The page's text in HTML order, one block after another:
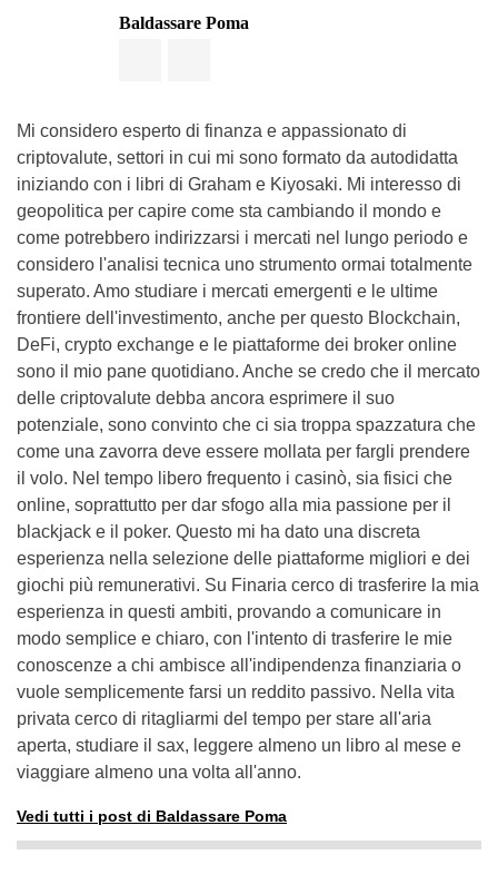
Baldassare Poma
Mi considero esperto di finanza e appassionato di
criptovalute, settori in cui mi sono formato da autodidatta
iniziando con i libri di Graham e Kiyosaki. Mi interesso di
geopolitica per capire come sta cambiando il mondo e
come potrebbero indirizzarsi i mercati nel lungo periodo e
considero l'analisi tecnica uno strumento ormai totalmente
superato. Amo studiare i mercati emergenti e le ultime
frontiere dell'investimento, anche per questo Blockchain,
DeFi, crypto exchange e le piattaforme dei broker online
sono il mio pane quotidiano. Anche se credo che il mercato
delle criptovalute debba ancora esprimere il suo
potenziale, sono convinto che ci sia troppa spazzatura che
come una zavorra deve essere mollata per fargli prendere
il volo. Nel tempo libero frequento i casinò, sia fisici che
online, soprattutto per dar sfogo alla mia passione per il
blackjack e il poker. Questo mi ha dato una discreta
esperienza nella selezione delle piattaforme migliori e dei
giochi più remunerativi. Su Finaria cerco di trasferire la mia
esperienza in questi ambiti, provando a comunicare in
modo semplice e chiaro, con l'intento di trasferire le mie
conoscenze a chi ambisce all'indipendenza finanziaria o
vuole semplicemente farsi un reddito passivo. Nella vita
privata cerco di ritagliarmi del tempo per stare all'aria
aperta, studiare il sax, leggere almeno un libro al mese e
viaggiare almeno una volta all'anno.
Vedi tutti i post di Baldassare Poma